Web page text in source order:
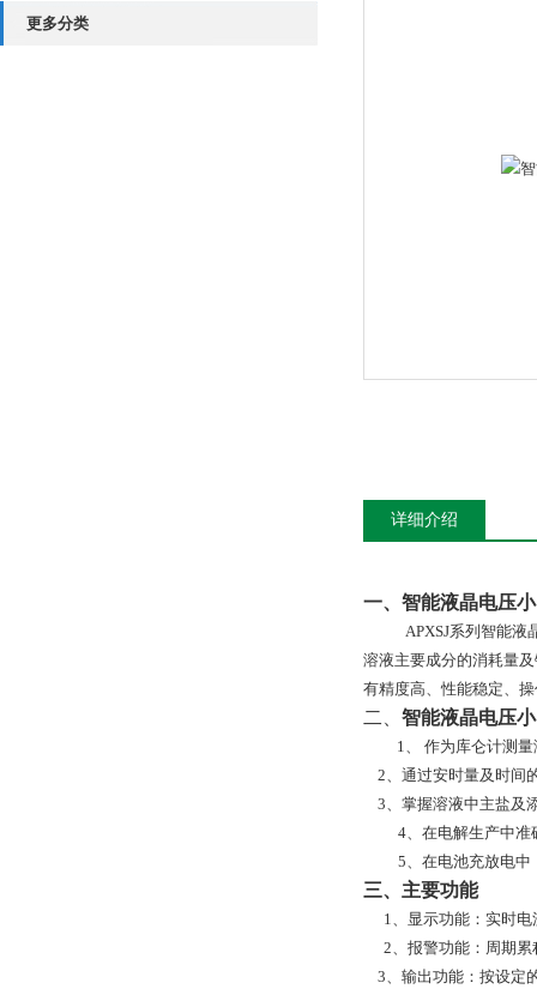
更多分类
详细介绍
一、智能液晶电压
APXSJ系列智能
溶液主要成分的消耗量
有精度高、性能稳定、
二、 智能液晶电压
1、 作为库仑计测
2、通过安时量及时间
3、掌握溶液中主盐及
4、在电解生产中准
5、在电池充放电中
三、 主要功能
1、显示功能：实时
2、报警功能：周期累
3、输出功能：按设定